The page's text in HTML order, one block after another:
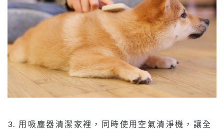
3. 用吸塵器清潔家裡，同時使用空氣清淨機，讓全